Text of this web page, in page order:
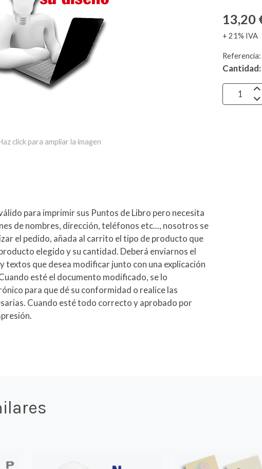
click para ampliar la imagen
para imprimir sus Puntos de Libro pero necesita
de nombres, dirección, teléfonos etc..., nosotros se
el pedido, añada al carrito el tipo de producto que
elegido y su cantidad. Deberá enviarnos el
que desea modificar junto con una explicación
esté el documento modificado, se lo
para que dé su conformidad o realice las
Cuando esté todo correcto y aprobado por
13,20
+ 21% IVA
Referencia:
Cantidad: